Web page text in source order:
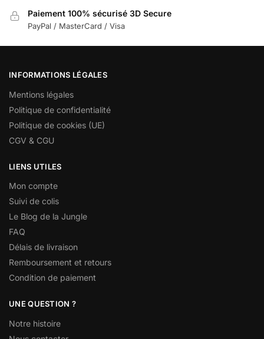
Paiement 100% sécurisé 3D Secure
PayPal / MasterCard / Visa
INFORMATIONS LÉGALES
Mentions légales
Politique de confidentialité
Politique de cookies (UE)
CGV & CGU
LIENS UTILES
Mon compte
Suivi de colis
Le Blog de la Jungle
FAQ
Délais de livraison
Remboursement et retours
Condition de paiement
UNE QUESTION ?
Notre histoire